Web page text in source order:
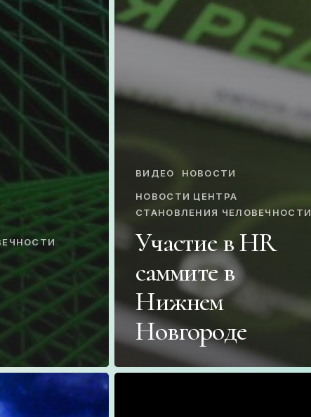
ВИДЕО НОВОСТИ
НОВОСТИ ЦЕНТРА
СТАНОВЛЕНИЯ ЧЕЛОВЕЧНОСТИ
Участие в HR
саммите в
Нижнем
Новгороде